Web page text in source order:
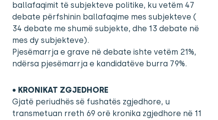
ballafaqimit të subjekteve politike, ku vetëm 47
debate përfshinin ballafaqime mes subjekteve (
34 debate me shumë subjekte, dhe 13 debate në
mes dy subjekteve).
Pjesëmarrja e grave në debate ishte vetëm 21%,
ndërsa pjesëmarrja e kandidatëve burra 79%.
• KRONIKAT ZGJEDHORE
Gjatë periudhës së fushatës zgjedhore, u
transmetuan rreth 69 orë kronika zgjedhore në 11